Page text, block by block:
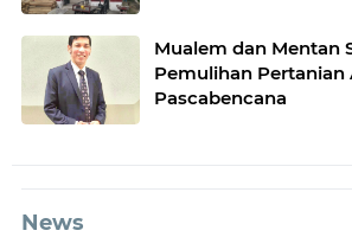
Mualem dan Mentan
Pemulihan Pertanian
Pascabencana
News